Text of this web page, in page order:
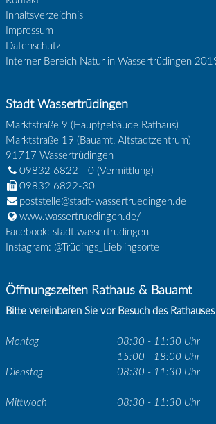
Inhaltsverzeichnis
Impressum
Datenschutz
Interner Bereich Natur in Wassertrüdingen
Stadt Wassertrüdingen
Marktstraße 9 (Hauptgebäude Rathaus)
Marktstraße 19 (Bauamt, Altstadtzentrum)
91717 Wassertrüdingen
09832 6822 - 0(Vermittlung)
09832 6822-30
poststelle@stadt-wassertruedingen.de
www.wassertruedingen.de/
Facebook: stadt.wassertrudingen
Instagram: @Trüdings_Lieblingsorte
Öffnungszeiten Rathaus & Bauamt
Bitte vereinbaren Sie vor Besuch des
Montag
08:30 - 11:30 Uhr
15:00 - 18:00 Uhr
Dienstag
08:30 - 11:30 Uhr
Mittwoch 08:30 - 11:30 Uhr